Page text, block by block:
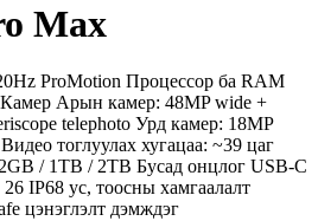
Max
ProMotion Процессор ба RAM
Арын камер: 48MP wide +
telephoto Урд камер: 18MP
тоглуулах хугацаа: ~39 цаг
/ 1TB / 2TB Бусад онцлог USB-C
IP68 ус, тоосны хамгаалалт
цэнэглэлт дэмждэг